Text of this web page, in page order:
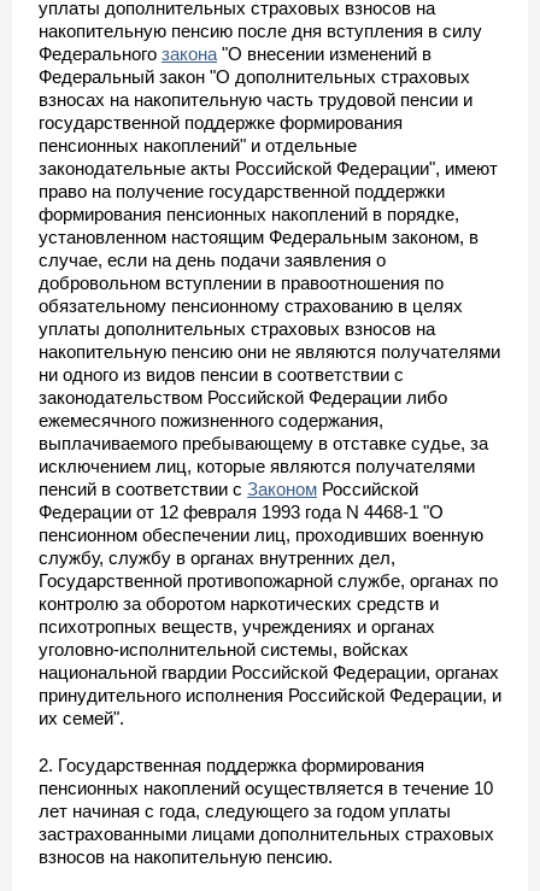
уплаты дополнительных страховых взносов на
накопительную пенсию после дня вступления в силу
Федерального закона "О внесении изменений в
Федеральный закон "О дополнительных страховых
взносах на накопительную часть трудовой пенсии и
государственной поддержке формирования
пенсионных накоплений" и отдельные
законодательные акты Российской Федерации", имеют
право на получение государственной поддержки
формирования пенсионных накоплений в порядке,
установленном настоящим Федеральным законом, в
случае, если на день подачи заявления о
добровольном вступлении в правоотношения по
обязательному пенсионному страхованию в целях
уплаты дополнительных страховых взносов на
накопительную пенсию они не являются получателями
ни одного из видов пенсии в соответствии с
законодательством Российской Федерации либо
ежемесячного пожизненного содержания,
выплачиваемого пребывающему в отставке судье, за
исключением лиц, которые являются получателями
пенсий в соответствии с Законом Российской
Федерации от 12 февраля 1993 года N 4468-1 "О
пенсионном обеспечении лиц, проходивших военную
службу, службу в органах внутренних дел,
Государственной противопожарной службе, органах по
контролю за оборотом наркотических средств и
психотропных веществ, учреждениях и органах
уголовно-исполнительной системы, войсках
национальной гвардии Российской Федерации, органах
принудительного исполнения Российской Федерации, и
их семей".
2. Государственная поддержка формирования
пенсионных накоплений осуществляется в течение 10
лет начиная с года, следующего за годом уплаты
застрахованными лицами дополнительных страховых
взносов на накопительную пенсию.